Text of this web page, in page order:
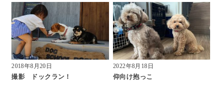
2018年8月20日
撮影 ドックラン！
2022年8月18日
仰向け抱っこ